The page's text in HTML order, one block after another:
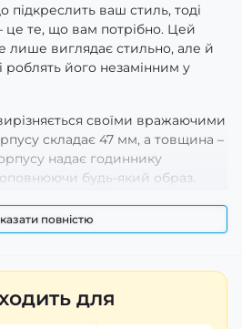
підкреслить ваш стиль, тоді
це те, що вам потрібно. Цей
лише виглядає стильно, але й
роблять його незамінним у
своїми вражаючими
складає 47 мм, а товщина –
надає годиннику
будь-який образ.
носіння, так і для
з металу високої якості,
та стійкість до механічних
ремінець забезпечує
повністю
для